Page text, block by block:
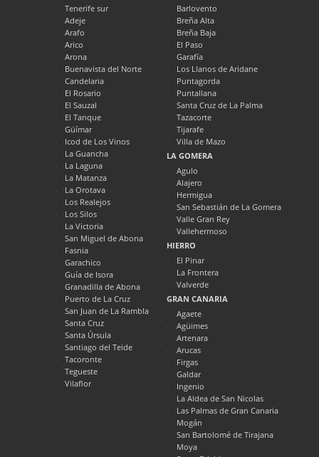
Tenerife sur
Adeje
Arafo
Arico
Arona
Buenavista del Norte
Candelaria
El Rosario
El Sauzal
El Tanque
Güímar
Icod de Los Vinos
La Guancha
La Laguna
La Matanza
La Orotava
Los Realejos
Los Silos
La Victoria
San Miguel de Abona
Fasnia
Garachico
Guía de Isora
Granadilla de Abona
Puerto de La Cruz
San Juan de La Rambla
Santa Cruz
Santa Úrsula
Santiago del Teide
Tacoronte
Tegueste
Vilaflor
Barlovento
Breña Alta
Breña Baja
El Paso
Garafía
Los Llanos de Aridane
Puntagorda
Puntallana
Santa Cruz de La Palma
Tazacorte
Tijarafe
Villa de Mazo
LA GOMERA
Agulo
Alajero
Hermigua
San Sebastián de La Gomera
Valle Gran Rey
Vallehermoso
HIERRO
El Pinar
La Frontera
Valverde
GRAN CANARIA
Agaete
Agüimes
Artenara
Arucas
Firgas
Galdar
Ingenio
La Aldea de San Nicolas
Las Palmas de Gran Canaria
Mogán
San Bartolomé de Tirajana
Moya